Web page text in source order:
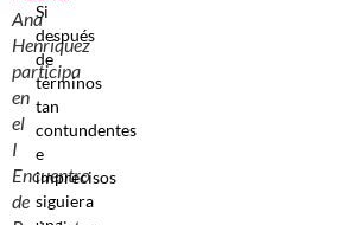
Ana
Henríquez
participa
en
el
I
Encuentro
de
Si
después
de
términos
tan
contundentes
e
imprecisos
siguiera